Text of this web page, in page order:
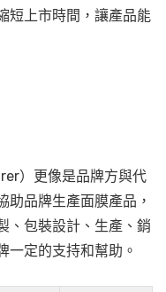
短上市時間，讓產品能
）更像是品牌方與代
助品牌生產面膜產品，
、包裝設計、生產、銷
一定的支持和幫助。